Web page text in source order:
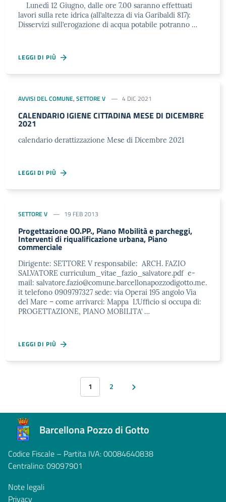
Lunedì 12 Giugno, dalle ore 7.00 saranno effettuati
lavori sulla rete idrica (all’altezza di via Garibaldi 817):
Disservizi sull’erogazione di acqua potabile potranno …
LEGGI DI PIÙ
AVVISI DEL COMUNE, SETTORE V 4 DIC 2021
CALENDARIO IGIENE CITTADINA MESE DI DICEMBRE
2021
calendario derattizzazione Mese di Dicembre 2021
LEGGI DI PIÙ
SETTORE V 19 FEB 2013
Progettazione OO.PP., Piano Mobilità e parcheggi,
Interventi di riqualificazione urbana, Piano
commerciale
Dirigente: SETTORE V responsabile: ARCH. FAZIO
SALVATORE curriculum_vitae_fazio_salvatore.pdf e-
mail: salvatore.fazio@comune.barcellonapozzodigotto.me.
it telefono 0909797327 sede: via Operai 195 angolo Via
del Mare – come arrivarci: Mappa L’Ufficio si occupa di:
PROGETTAZIONE, PIANO MOBILITA’ …
LEGGI DI PIÙ
1 2
Barcellona Pozzo di Gotto
Codice Fiscale – Partita IVA: 00084640838
Centralino: 09097901
Note legali
Privacy